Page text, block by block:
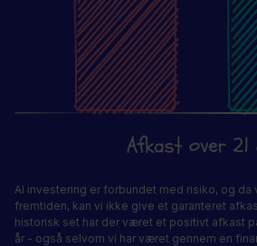
Al investering er forbundet med risiko, og da
fremtiden, kan vi ikke give et garanteret
historisk set har der været et positivt afkast
år - også selvom vi har været gennem en